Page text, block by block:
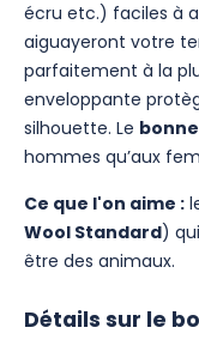
écru etc.) faciles à
aiguayeront votre
parfaitement à la
enveloppante
silhouette. Le
hommes qu’aux
Ce que l'on aime :
Wool Standard)
être des animaux.
Détails sur le